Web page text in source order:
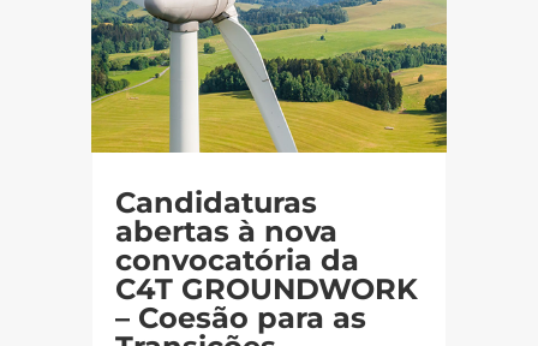
Candidaturas
abertas à nova
convocatória da
C4T GROUNDWORK
– Coesão para as